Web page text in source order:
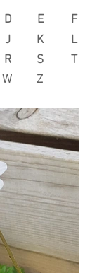
D
E
J
K
R
S
W Z
F
L
T